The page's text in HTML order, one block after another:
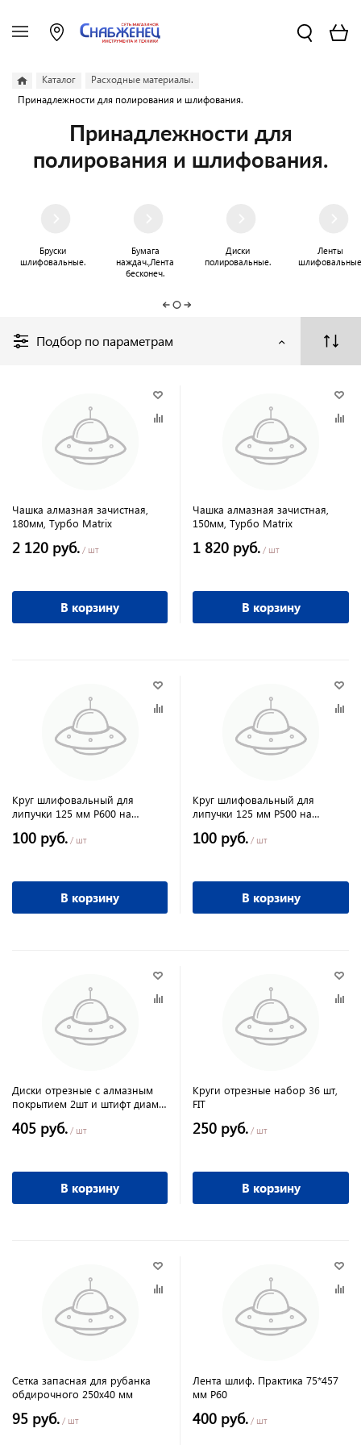
Каталог
Расходные материалы.
Принадлежности для полирования и шлифования.
Принадлежности для
полирования и шлифования.
Бруски
шлифовальные.
Бумага
наждач.,Лента
бесконеч.
Диски
полировальные.
Ленты
Подбор по параметрам
Чашка алмазная зачистная,
180мм, Турбо Matrix
2 120 руб. / шт
В корзину
Чашка алмазная зачистная,
150мм, Турбо Matrix
1 820 руб. / шт
В корзину
Круг шлифовальный для
липучки 125 мм Р600 на
перфорированный 5 шт
100 руб. / шт
В корзину
Круг шлифовальный для
липучки 125 мм Р500 на
перфорированный 5 шт
100 руб. / шт
В корзину
Диски отрезные с алмазным
покрытием 2шт и штифт диам.
405 руб. / шт
В корзину
Круги отрезные набор 36 шт,
FIT
250 руб. / шт
В корзину
Сетка запасная для рубанка
обдирочного 250х40 мм
95 руб. / шт
Лента шлиф. Практика 75*457
мм Р60
400 руб. / шт